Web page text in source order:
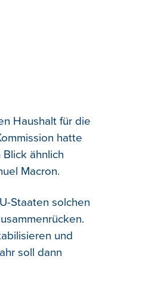
Haushalt für die
hatte
ähnlich
Macron.
Staaten solchen
und
soll dann